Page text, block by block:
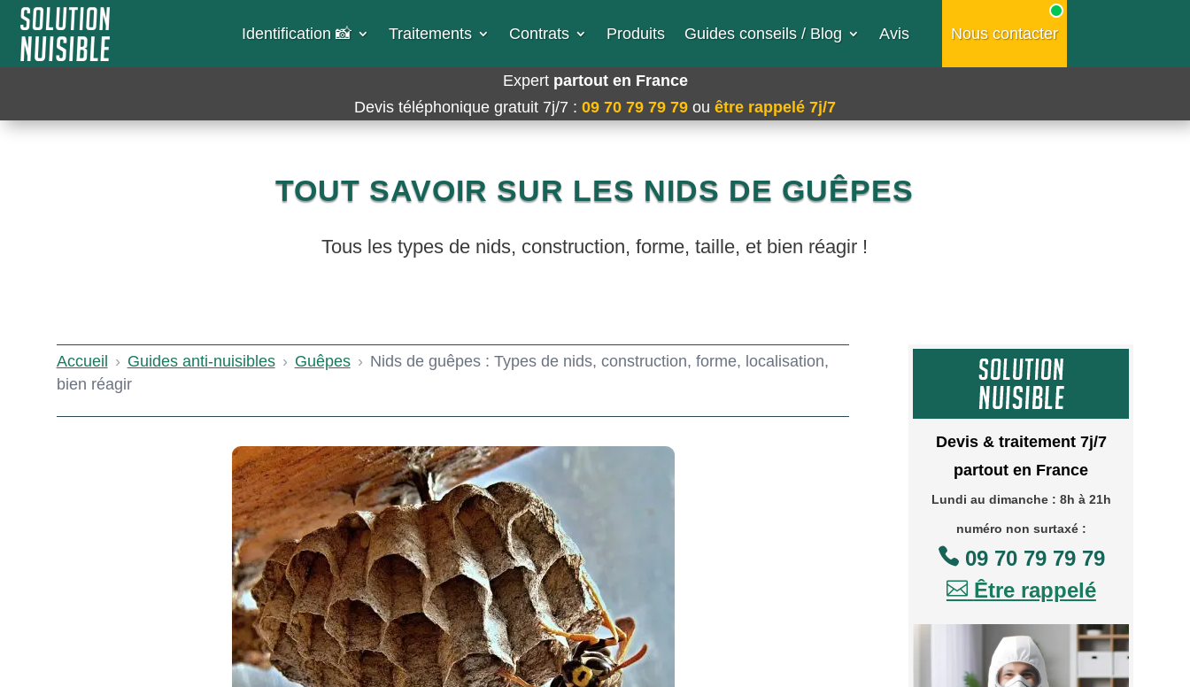
Identification 📸​ Traitements Contrats Produits Guides conseils / Blog Avis Nous contacter
Expert partout en France
Devis téléphonique gratuit 7j/7 : 09 70 79 79 79 ou être rappelé 7j/7
TOUT SAVOIR SUR LES NIDS DE GUÊPES
Tous les types de nids, construction, forme, taille, et bien réagir !
Accueil › Guides anti-nuisibles › Guêpes › Nids de guêpes : Types de nids, construction, forme, localisation,
bien réagir
Devis & traitement 7j/7
partout en France
Lundi au dimanche : 8h à 21h
numéro non surtaxé :
09 70 79 79 79
 Être rappelé